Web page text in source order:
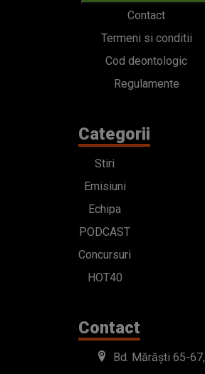
Contact
Termeni si conditii
Cod deontologic
Regulamente
Categorii
Stiri
Emisiuni
Echipa
PODCAST
Concursuri
HOT40
Contact
Bd. Mărăști 65-67,